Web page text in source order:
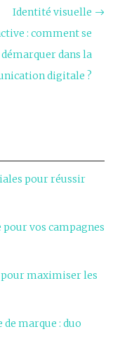
Identité visuelle
: comment se
démarquer dans la
digitale ?
pour réussir
vos campagnes
maximiser les
marque : duo